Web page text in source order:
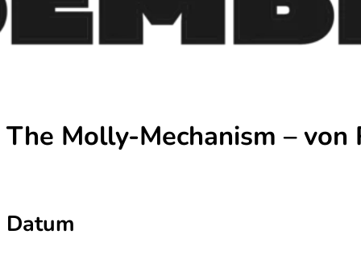
The Molly-Mechanism –
Datum